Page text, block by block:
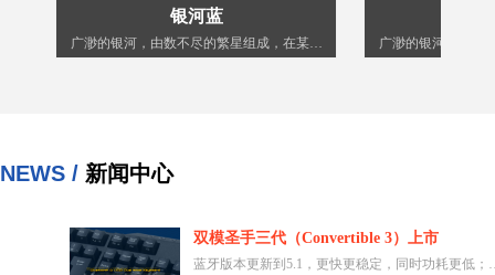
银河蓝
广渺的银河，由数不尽的繁星组成，在某个
广渺的银河，由数
NEWS / 新闻中心
双模圣手三代（Convertible 3）上市
蓝牙版本更新到5.1，更快更稳定，同时功耗更低；